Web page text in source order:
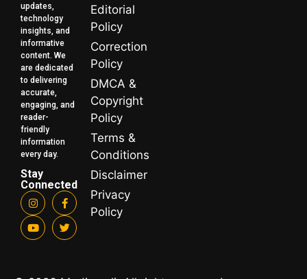
updates,
technology
insights, and
informative
content. We
are dedicated
to delivering
accurate,
engaging, and
reader-
friendly
information
every day.
Stay
Connected
Editorial
Policy
Correction
Policy
DMCA &
Copyright
Policy
Terms &
Conditions
Disclaimer
Privacy
Policy